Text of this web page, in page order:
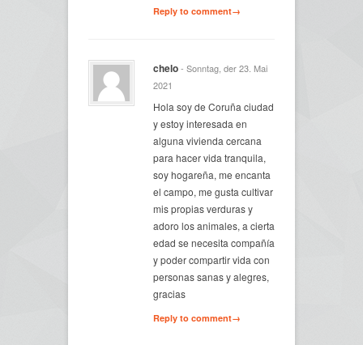
Reply to comment→
chelo- Sonntag, der 23. Mai
2021
Hola soy de Coruña ciudad
y estoy interesada en
alguna vivienda cercana
para hacer vida tranquila,
soy hogareña, me encanta
el campo, me gusta cultivar
mis propias verduras y
adoro los animales, a cierta
edad se necesita compañía
y poder compartir vida con
personas sanas y alegres,
gracias
Reply to comment→